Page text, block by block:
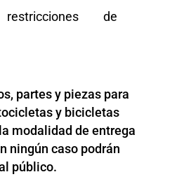
de
partes y piezas para
y bicicletas
modalidad de entrega
ningún caso podrán
público.